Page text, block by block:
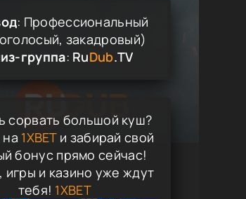
: Профессиональный
закадровый)
группа: RuDub.TV
сорвать большой куш?
1XBETи забирай свой
бонус прямо сейчас!
игры и казино уже ждут
тебя! 1XBET